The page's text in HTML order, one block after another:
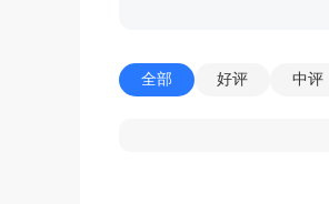
全部 好评 中评